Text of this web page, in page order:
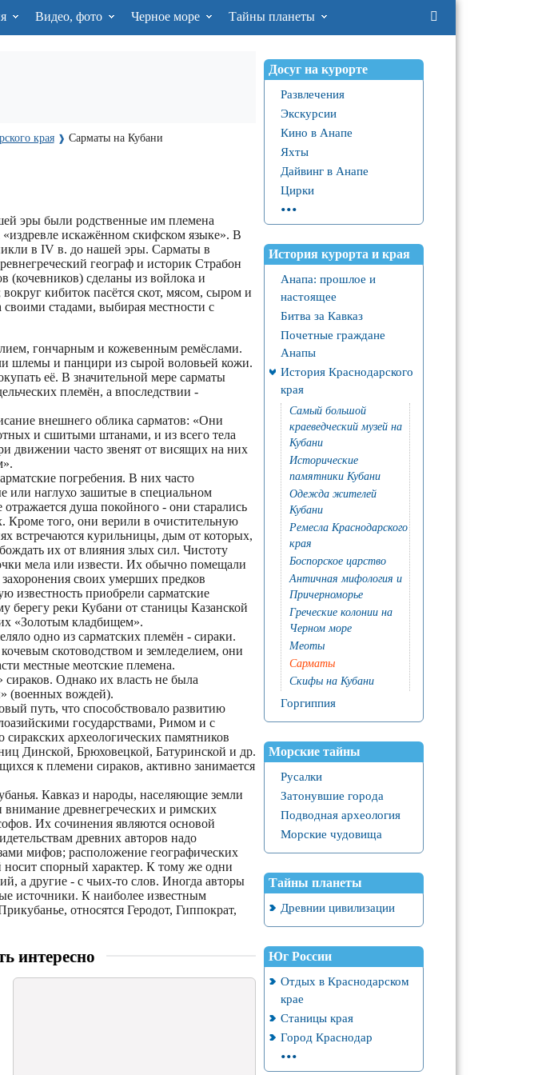
Видео, фото Черное море Тайны планеты
края ❱ Сарматы на Кубани
эры были родственные им племена
искажённом скифском языке». В
в IV в. до нашей эры. Сарматы в
географ и историк Страбон
(кочевников) сделаны из войлока и
кибиток пасётся скот, мясом, сыром и
стадами, выбирая местности с
гончарным и кожевенным ремёслами.
шлемы и панцири из сырой воловьей кожи.
её. В значительной мере сарматы
племён, а впоследствии -
внешнего облика сарматов: «Они
и сшитыми штанами, и из всего тела
движении часто звенят от висящих на них
погребения. В них часто
или наглухо зашитые в специальном
душа покойного - они старались
Кроме того, они верили в очистительную
встречаются курильницы, дым от которых,
их от влияния злых сил. Чистоту
мела или извести. Их обычно помещали
своих умерших предков
известность приобрели сарматские
берегу реки Кубани от станицы Казанской
«Золотым кладбищем».
одно из сарматских племён - сираки.
скотоводством и земледелием, они
местные меотские племена.
Однако их власть не была
(военных вождей).
путь, что способствовало развитию
государствами, Римом и с
археологических памятников
Динской, Брюховецкой, Батуринской и др.
к племени сираков, активно занимается
Кавказ и народы, населяющие земли
внимание древнегреческих и римских
Их сочинения являются основой
древних авторов надо
мифов; расположение географических
спорный характер. К тому же одни
а другие - с чьих-то слов. Иногда авторы
источники. К наиболее известным
относятся Геродот, Гиппократ,
интересно
Досуг на курорте
Развлечения
Экскурсии
Кино в Анапе
Яхты
Дайвинг в Анапе
Цирки
...
История курорта и края
Анапа: прошлое и
настоящее
Битва за Кавказ
Почетные граждане
Анапы
История Краснодарского
края
Самый большой
краеведческий музей на
Кубани
Исторические
памятники Кубани
Одежда жителей
Кубани
Ремесла Краснодарского
края
Боспорское царство
Античная мифология и
Причерноморье
Греческие колонии на
Черном море
Меоты
Сарматы
Скифы на Кубани
Горгиппия
Морские тайны
Русалки
Затонувшие города
Подводная археология
Морские чудовища
Тайны планеты
Древнии цивилизации
Юг России
Отдых в Краснодарском
крае
Станицы края
Город Краснодар
...